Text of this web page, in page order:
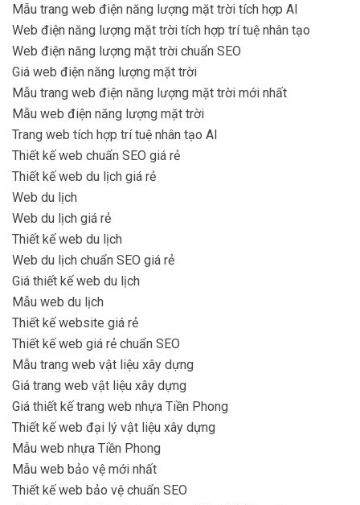
Mẫu trang web điện năng lượng mặt trời tích hợp AI
Web điện năng lượng mặt trời tích hợp trí tuệ nhân tạo
Web điện năng lượng mặt trời chuẩn SEO
Giá web điện năng lượng mặt trời
Mẫu trang web điện năng lượng mặt trời mới nhất
Mẫu web điện năng lượng mặt trời
Trang web tích hợp trí tuệ nhân tạo AI
Thiết kế web chuẩn SEO giá rẻ
Thiết kế web du lịch giá rẻ
Web du lịch
Web du lịch giá rẻ
Thiết kế web du lịch
Web du lịch chuẩn SEO giá rẻ
Giá thiết kế web du lịch
Mẫu web du lịch
Thiết kế website giá rẻ
Thiết kế web giá rẻ chuẩn SEO
Mẫu trang web vật liệu xây dựng
Giá trang web vật liệu xây dựng
Giá thiết kế trang web nhựa Tiền Phong
Thiết kế web đại lý vật liệu xây dựng
Mẫu web nhựa Tiền Phong
Mẫu web bảo vệ mới nhất
Thiết kế web bảo vệ chuẩn SEO